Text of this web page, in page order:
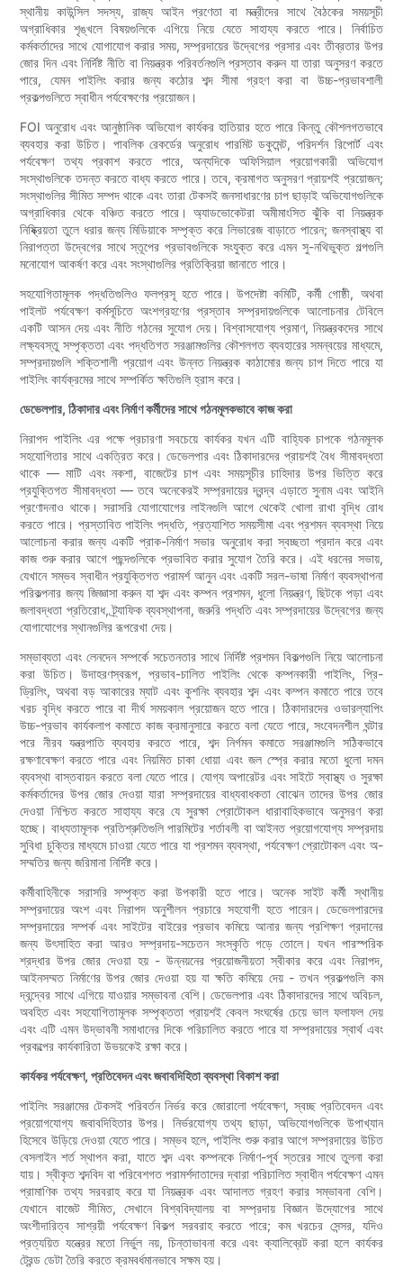
স্থানীয় কাউন্সিল সদস্য, রাজ্য আইন প্রণেতা বা মন্ত্রীদের সাথে বৈঠকের সময়সূচী
অগ্রাধিকার শৃঙ্খলে বিষয়গুলিকে এগিয়ে নিয়ে যেতে সাহায্য করতে পারে। নির্বাচিত
কর্মকর্তাদের সাথে যোগাযোগ করার সময়, সম্প্রদায়ের উদ্বেগের প্রসার এবং তীব্রতার উপর
জোর দিন এবং নির্দিষ্ট নীতি বা নিয়ন্ত্রক পরিবর্তনগুলি প্রস্তাব করুন যা তারা অনুসরণ করতে
পারে, যেমন পাইলিং করার জন্য কঠোর শব্দ সীমা গ্রহণ করা বা উচ্চ-প্রভাবশালী
প্রকল্পগুলিতে স্বাধীন পর্যবেক্ষণের প্রয়োজন।
FOI অনুরোধ এবং আনুষ্ঠানিক অভিযোগ কার্যকর হাতিয়ার হতে পারে কিন্তু কৌশলগতভাবে
ব্যবহার করা উচিত। পাবলিক রেকর্ডের অনুরোধ পারমিট ডকুমেন্ট, পরিদর্শন রিপোর্ট এবং
পর্যবেক্ষণ তথ্য প্রকাশ করতে পারে, অন্যদিকে অফিসিয়াল প্রয়োগকারী অভিযোগ
সংস্থাগুলিকে তদন্ত করতে বাধ্য করতে পারে। তবে, ক্রমাগত অনুসরণ প্রায়শই প্রয়োজন;
সংস্থাগুলির সীমিত সম্পদ থাকে এবং তারা টেকসই জনসাধারণের চাপ ছাড়াই অভিযোগগুলিকে
অগ্রাধিকার থেকে বঞ্চিত করতে পারে। অ্যাডভোকেটরা অমীমাংসিত ঝুঁকি বা নিয়ন্ত্রক
নিষ্ক্রিয়তা তুলে ধরার জন্য মিডিয়াকে সম্পৃক্ত করে লিভারেজ বাড়াতে পারেন; জনস্বাস্থ্য বা
নিরাপত্তা উদ্বেগের সাথে স্তূপের প্রভাবগুলিকে সংযুক্ত করে এমন সু-নথিভুক্ত গল্পগুলি
মনোযোগ আকর্ষণ করে এবং সংস্থাগুলির প্রতিক্রিয়া জানাতে পারে।
সহযোগিতামূলক পদ্ধতিগুলিও ফলপ্রসূ হতে পারে। উপদেষ্টা কমিটি, কর্মী গোষ্ঠী, অথবা
পাইলট পর্যবেক্ষণ কর্মসূচিতে অংশগ্রহণের প্রস্তাব সম্প্রদায়গুলিকে আলোচনার টেবিলে
একটি আসন দেয় এবং নীতি গঠনের সুযোগ দেয়। বিশ্বাসযোগ্য প্রমাণ, নিয়ন্ত্রকদের সাথে
লক্ষ্যবস্তু সম্পৃক্ততা এবং পদ্ধতিগত সরঞ্জামগুলির কৌশলগত ব্যবহারের সমন্বয়ের মাধ্যমে,
সম্প্রদায়গুলি শক্তিশালী প্রয়োগ এবং উন্নত নিয়ন্ত্রক কাঠামোর জন্য চাপ দিতে পারে যা
পাইলিং কার্যক্রমের সাথে সম্পর্কিত ক্ষতিগুলি হ্রাস করে।
ডেভেলপার, ঠিকাদার এবং নির্মাণ কর্মীদের সাথে গঠনমূলকভাবে কাজ করা
নিরাপদ পাইলিং এর পক্ষে প্রচারণা সবচেয়ে কার্যকর যখন এটি বাহ্যিক চাপকে গঠনমূলক
সহযোগিতার সাথে একত্রিত করে। ডেভেলপার এবং ঠিকাদারদের প্রায়শই বৈধ সীমাবদ্ধতা
থাকে — মাটি এবং নকশা, বাজেটের চাপ এবং সময়সূচীর চাহিদার উপর ভিত্তি করে
প্রযুক্তিগত সীমাবদ্ধতা — তবে অনেকেরই সম্প্রদায়ের দ্বন্দ্ব এড়াতে সুনাম এবং আইনি
প্রণোদনাও থাকে। সরাসরি যোগাযোগের লাইনগুলি আগে থেকেই খোলা রাখা বৃদ্ধি রোধ
করতে পারে। প্রস্তাবিত পাইলিং পদ্ধতি, প্রত্যাশিত সময়সীমা এবং প্রশমন ব্যবস্থা নিয়ে
আলোচনা করার জন্য একটি প্রাক-নির্মাণ সভার অনুরোধ করা স্বচ্ছতা প্রদান করে এবং
কাজ শুরু করার আগে পছন্দগুলিকে প্রভাবিত করার সুযোগ তৈরি করে। এই ধরনের সভায়,
যেখানে সম্ভব স্বাধীন প্রযুক্তিগত পরামর্শ আনুন এবং একটি সরল-ভাষা নির্মাণ ব্যবস্থাপনা
পরিকল্পনার জন্য জিজ্ঞাসা করুন যা শব্দ এবং কম্পন প্রশমন, ধুলো নিয়ন্ত্রণ, ছিটকে পড়া এবং
জলাবদ্ধতা প্রতিরোধ, ট্র্যাফিক ব্যবস্থাপনা, জরুরি পদ্ধতি এবং সম্প্রদায়ের উদ্বেগের জন্য
যোগাযোগের স্থানগুলির রূপরেখা দেয়।
সম্ভাব্যতা এবং লেনদেন সম্পর্কে সচেতনতার সাথে নির্দিষ্ট প্রশমন বিকল্পগুলি নিয়ে আলোচনা
করা উচিত। উদাহরণস্বরূপ, প্রভাব-চালিত পাইলিং থেকে কম্পনকারী পাইলিং, প্রি-
ড্রিলিং, অথবা বড় আকারের ম্যাট এবং কুশনিং ব্যবহার শব্দ এবং কম্পন কমাতে পারে তবে
খরচ বৃদ্ধি করতে পারে বা দীর্ঘ সময়কাল প্রয়োজন হতে পারে। ঠিকাদারদের ওভারল্যাপিং
উচ্চ-প্রভাব কার্যকলাপ কমাতে কাজ ক্রমানুসারে করতে বলা যেতে পারে, সংবেদনশীল ঘন্টার
পরে নীরব যন্ত্রপাতি ব্যবহার করতে পারে, শব্দ নির্গমন কমাতে সরঞ্জামগুলি সঠিকভাবে
রক্ষণাবেক্ষণ করতে পারে এবং নিয়মিত চাকা ধোয়া এবং জল স্প্রে করার মতো ধুলো দমন
ব্যবস্থা বাস্তবায়ন করতে বলা যেতে পারে। যোগ্য অপারেটর এবং সাইটে স্বাস্থ্য ও সুরক্ষা
কর্মকর্তাদের উপর জোর দেওয়া যারা সম্প্রদায়ের বাধ্যবাধকতা বোঝেন তাদের উপর জোর
দেওয়া নিশ্চিত করতে সাহায্য করে যে সুরক্ষা প্রোটোকল ধারাবাহিকভাবে অনুসরণ করা
হচ্ছে। বাধ্যতামূলক প্রতিশ্রুতিগুলি পারমিটের শর্তাবলী বা আইনত প্রয়োগযোগ্য সম্প্রদায়
সুবিধা চুক্তির মাধ্যমে চাওয়া যেতে পারে যা প্রশমন ব্যবস্থা, পর্যবেক্ষণ প্রোটোকল এবং অ-
সম্মতির জন্য জরিমানা নির্দিষ্ট করে।
কর্মীবাহিনীকে সরাসরি সম্পৃক্ত করা উপকারী হতে পারে। অনেক সাইট কর্মী স্থানীয়
সম্প্রদায়ের অংশ এবং নিরাপদ অনুশীলন প্রচারে সহযোগী হতে পারেন। ডেভেলপারদের
সম্প্রদায়ের সম্পর্ক এবং সাইটের বাইরের প্রভাব কমিয়ে আনার জন্য প্রশিক্ষণ প্রদানের
জন্য উৎসাহিত করা আরও সম্প্রদায়-সচেতন সংস্কৃতি গড়ে তোলে। যখন পারস্পরিক
শ্রদ্ধার উপর জোর দেওয়া হয় - উন্নয়নের প্রয়োজনীয়তা স্বীকার করে এবং নিরাপদ,
আইনসম্মত নির্মাণের উপর জোর দেওয়া হয় যা ক্ষতি কমিয়ে দেয় - তখন প্রকল্পগুলি কম
দ্বন্দ্বের সাথে এগিয়ে যাওয়ার সম্ভাবনা বেশি। ডেভেলপার এবং ঠিকাদারদের সাথে অবিচল,
অবহিত এবং সহযোগিতামূলক সম্পৃক্ততা প্রায়শই কেবল সংঘর্ষের চেয়ে ভাল ফলাফল দেয়
এবং এটি এমন উদ্ভাবনী সমাধানের দিকে পরিচালিত করতে পারে যা সম্প্রদায়ের স্বার্থ এবং
প্রকল্পের কার্যকারিতা উভয়কেই রক্ষা করে।
কার্যকর পর্যবেক্ষণ, প্রতিবেদন এবং জবাবদিহিতা ব্যবস্থা বিকাশ করা
পাইলিং সরঞ্জামের টেকসই পরিবর্তন নির্ভর করে জোরালো পর্যবেক্ষণ, স্বচ্ছ প্রতিবেদন এবং
প্রয়োগযোগ্য জবাবদিহিতার উপর। নির্ভরযোগ্য তথ্য ছাড়া, অভিযোগগুলিকে উপাখ্যান
হিসেবে উড়িয়ে দেওয়া যেতে পারে। সম্ভব হলে, পাইলিং শুরু করার আগে সম্প্রদায়ের উচিত
বেসলাইন শর্ত স্থাপন করা, যাতে শব্দ এবং কম্পনকে নির্মাণ-পূর্ব স্তরের সাথে তুলনা করা
যায়। স্বীকৃত শব্দবিদ বা পরিবেশগত পরামর্শদাতাদের দ্বারা পরিচালিত স্বাধীন পর্যবেক্ষণ এমন
প্রামাণিক তথ্য সরবরাহ করে যা নিয়ন্ত্রক এবং আদালত গ্রহণ করার সম্ভাবনা বেশি।
যেখানে বাজেট সীমিত, সেখানে বিশ্ববিদ্যালয় বা সম্প্রদায় বিজ্ঞান উদ্যোগের সাথে
অংশীদারিত্ব সাশ্রয়ী পর্যবেক্ষণ বিকল্প সরবরাহ করতে পারে; কম খরচের সেন্সর, যদিও
প্রত্যয়িত যন্ত্রের মতো নির্ভুল নয়, চিন্তাভাবনা করে এবং ক্যালিব্রেট করা হলে কার্যকর
ট্রেন্ড ডেটা তৈরি করতে ক্রমবর্ধমানভাবে সক্ষম হয়।